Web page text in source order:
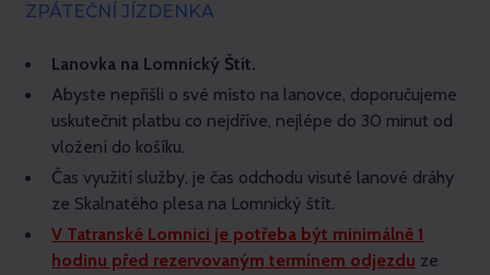
ZPÁTEČNÍ JÍZDENKA
Lanovka na Lomnický Štít.
Abyste nepřišli o své místo na lanovce, doporučujeme
uskutečnit platbu co nejdříve, nejlépe do 30 minut od
vložení do košíku.
Čas využití služby, je čas odchodu visuté lanové dráhy
ze Skalnatého plesa na Lomnický štít.
V Tatranské Lomnici je potřeba být minimálně 1
hodinu před rezervovaným termínem odjezdu ze